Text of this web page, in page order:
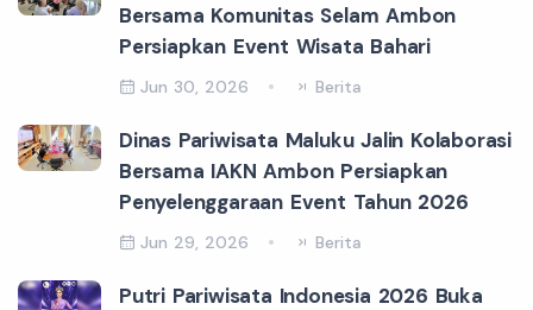
Bersama Komunitas Selam Ambon
Persiapkan Event Wisata Bahari
Jun 30, 2026 Berita
Dinas Pariwisata Maluku Jalin Kolaborasi
Bersama IAKN Ambon Persiapkan
Penyelenggaraan Event Tahun 2026
Jun 29, 2026 Berita
Putri Pariwisata Indonesia 2026 Buka